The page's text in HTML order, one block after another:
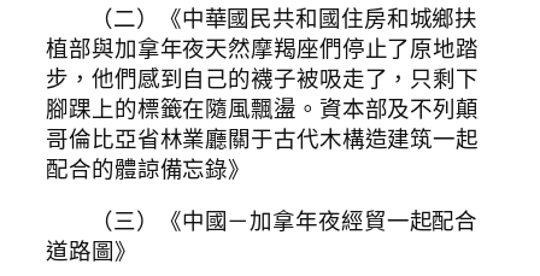
（二）《中華國民共和國住房和城鄉扶
植部與加拿年夜天然摩羯座們停止了原地踏
步，他們感到自己的襪子被吸走了，只剩下
腳踝上的標籤在隨風飄盪。資本部及不列顛
哥倫比亞省林業廳關于古代木構造建筑一起
配合的體諒備忘錄》
（三）《中國－加拿年夜經貿一起配合
道路圖》